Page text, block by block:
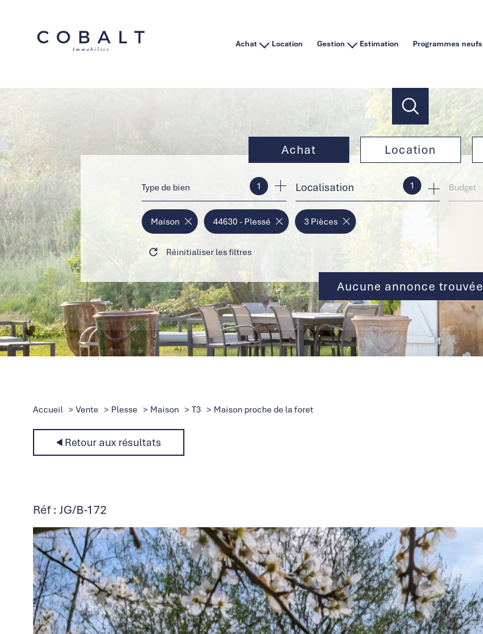
Achat Location Gestion Estimation Programmes neufs
Achat
de l'ancien
de l'immo pro
Location
à l'année
Type de bien 1 1
Localisation Budget
Aucune annonce trouvée
Maison 44630 - Plessé 3 Pièces
Réinitialiser les filtres
Accueil Vente Plesse Maison T3 Maison proche de la foret
Retour aux résultats
Réf : JG/B-172